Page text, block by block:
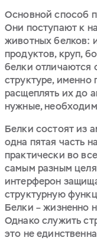
Основной способ
Они поступают к
животных белков:
продуктов, круп,
белки отличаются
структуре, именно
расщеплять их до
нужные,
Белки состоят из
одна пятая часть
практически во
самым разным
интерферон
структурную
Белки – жизненно
Однако служить
это не